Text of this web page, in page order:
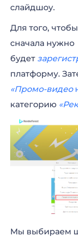
слайдшоу.
Для того,
сначала нужно
будет
платформу.
«Промо-видео
категорию
Мы выбираем